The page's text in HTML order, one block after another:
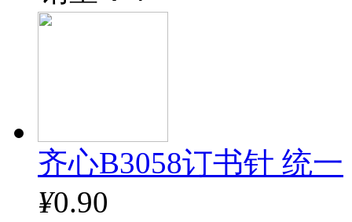
齐心B3058订书针 统一
¥0.90